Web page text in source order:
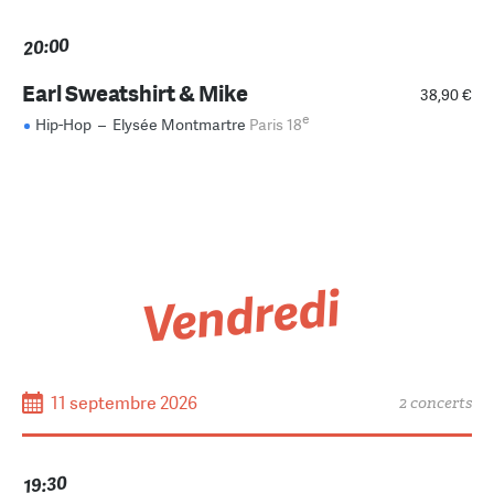
20:00
38,90 €
Earl Sweatshirt & Mike
Hip-Hop – Elysée Montmartre Paris 18e
Vendredi
11 septembre 2026 2 concerts
19:30